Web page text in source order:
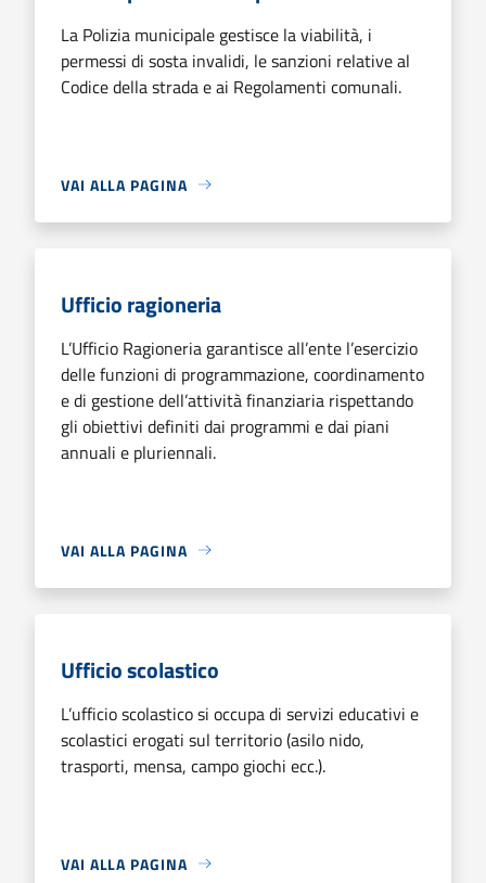
La Polizia municipale gestisce la viabilità, i
permessi di sosta invalidi, le sanzioni relative al
Codice della strada e ai Regolamenti comunali.
VAI ALLA PAGINA
Ufficio ragioneria
L’Ufficio Ragioneria garantisce all’ente l’esercizio
delle funzioni di programmazione, coordinamento
e di gestione dell’attività finanziaria rispettando
gli obiettivi definiti dai programmi e dai piani
annuali e pluriennali.
VAI ALLA PAGINA
Ufficio scolastico
L’ufficio scolastico si occupa di servizi educativi e
scolastici erogati sul territorio (asilo nido,
trasporti, mensa, campo giochi ecc.).
VAI ALLA PAGINA